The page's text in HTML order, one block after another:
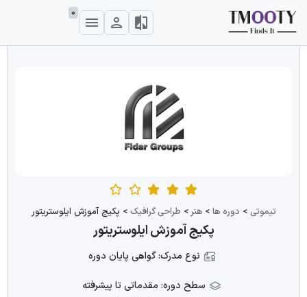
0
تیموتی > دوره ها >هنر> طراحی گرافیک > پکیج آموزش ایلوستریتور
پکیج آموزش ایلوستریتور
نوع مدرک: گواهی پایان دوره
سطح دوره: مقدماتی تا پیشرفته